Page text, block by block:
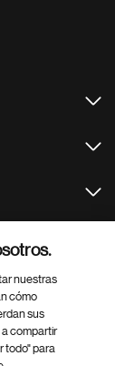
nuestras
cómo
sus
a compartir
todo" para